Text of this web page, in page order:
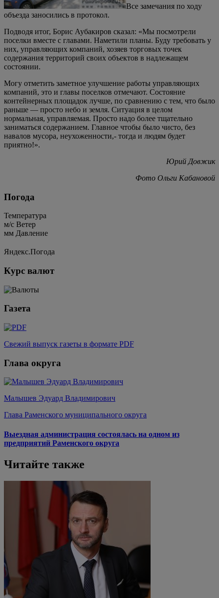
Все замечания по ходу
объезда заносились в протокол.
Подводя итог, Борис Аубакиров сказал: «Мы посмотрели
поселки вместе с главами. Наметили планы. Буду требовать у
них, управляющих компаний, хозяев торговых точек
содержания территорий своих объектов в надлежащем
состоянии.
Могу отметить заметное улучшение работы управляющих
компаний, это и главы поселков отмечают. Состояние
контейнерных площадок лучше, по сравнению с тем, что было
раньше — просто небо и земля. Ситуация в целом
нормальная, управляемая. Просто надо более тщательно
заниматься содержанием. Главное чтобы было чисто, без
навалов мусора, неухоженности,- тогда и людям будет
приятно!».
Юрий Довжик
Фото Ольги Кабановой
Погода
Температура
м/c Ветер
мм Давление
Яндекс.Погода
Курс валют
Газета
Свежий выпуск газеты в формате PDF
Глава округа
Малышев Эдуард Владимирович
Глава Раменского муниципального округа
Выездная администрация состоялась на одном из
предприятий Раменского округа
Читайте также